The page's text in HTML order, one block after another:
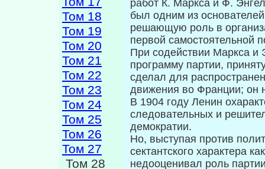
Том 18
Том 19
Том 20
Том 21
Том 22
Том 23
Том 24
Том 25
Том 26
Том 27
Том 28
работ К. Маркса и Ф.
был одним из
решающую роль в
первой самостоятельной
При содействии Маркса и
программу партии,
сделал для
движения во Франции; он
В 1904 году Ленин
следовательных и
демократии.
Но, выступая против
сектантского характера
недооценивал роль